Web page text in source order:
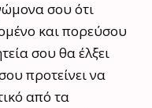
σου ότι
και πορεύσου
σου θα έλξει
προτείνει να
από τα